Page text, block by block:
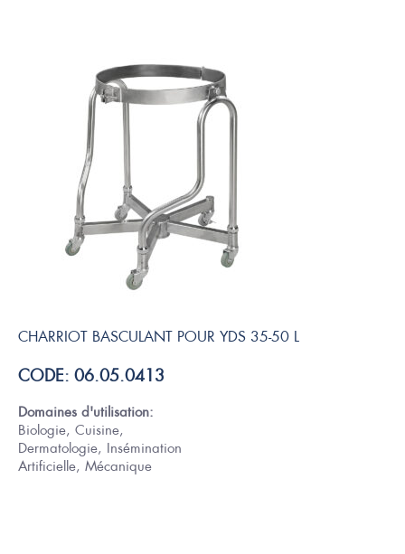
CHARRIOT BASCULANT POUR YDS 35-50 L
CODE: 06.05.0413
Domaines d'utilisation:
Biologie, Cuisine,
Dermatologie, Insémination
Artificielle, Mécanique